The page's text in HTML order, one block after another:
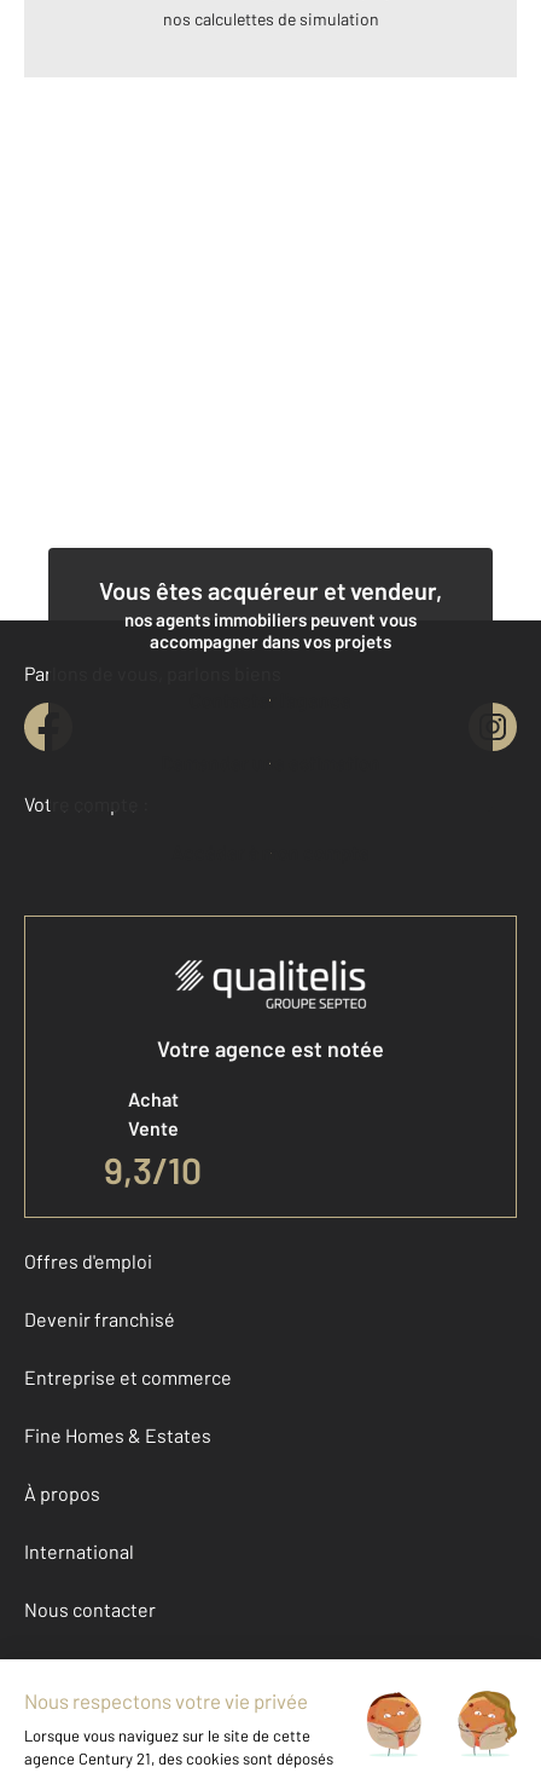
nos calculettes de simulation
Vous êtes acquéreur et vendeur,
nos agents immobiliers peuvent vous
accompagner dans vos projets
Contacter l'agence
Demander une estimation
Parlons de vous, parlons biens
Votre compte :
Accéder à mon compte
Votre agence est notée
Achat
Vente
9,3/10
Offres d'emploi
Devenir franchisé
Entreprise et commerce
Fine Homes & Estates
À propos
International
Nous contacter
Mentions légales & CGU et Barèmes d'honoraires
Données personnelles